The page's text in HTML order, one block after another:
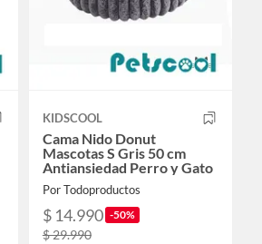
KIDSCOOL
Cama Nido Donut
Mascotas S Gris 50 cm
Antiansiedad Perro y Gato
Por Todoproductos
$ 14.990 -50%
$ 29.990